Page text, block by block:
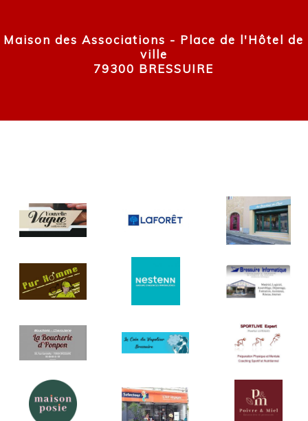
Maison des Associations - Place de l'Hôtel de
ville
79300 BRESSUIRE